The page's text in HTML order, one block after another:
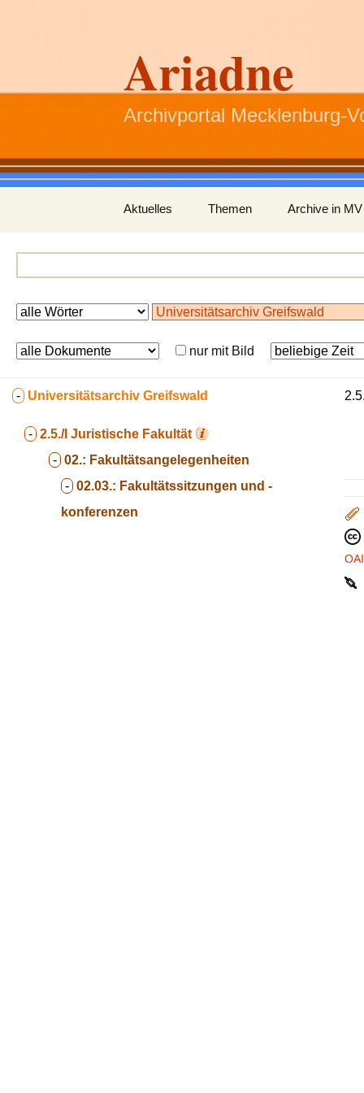
Ariadne
Archivportal Mecklenburg-
Inhalt
springen
Aktuelles Themen Archive in MV
nur mit Bild
- Universitätsarchiv Greifswald
- 2.5./I Juristische Fakultät
- 02.: Fakultätsangelegenheiten
- 02.03.: Fakultätssitzungen und -
konferenzen